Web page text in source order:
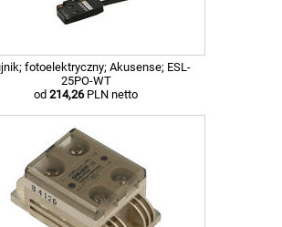
fotoelektryczny; Akusense; ESL-
25PO-WT
od 214,26PLN netto